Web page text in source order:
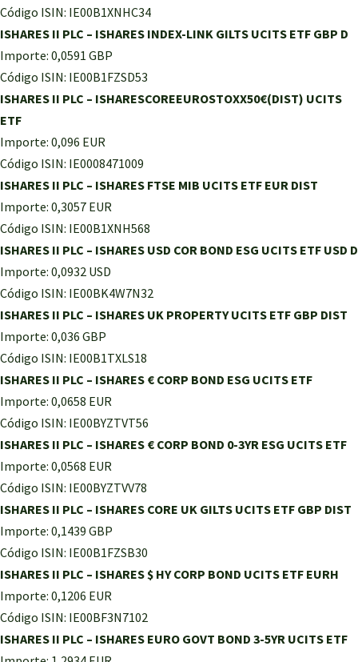
Código ISIN: IE00B1XNHC34
ISHARES II PLC – ISHARES INDEX-LINK GILTS UCITS ETF GBP D
Importe: 0,0591 GBP
Código ISIN: IE00B1FZSD53
ISHARES II PLC – ISHARESCOREEUROSTOXX50€(DIST) UCITS
ETF
Importe: 0,096 EUR
Código ISIN: IE0008471009
ISHARES II PLC – ISHARES FTSE MIB UCITS ETF EUR DIST
Importe: 0,3057 EUR
Código ISIN: IE00B1XNH568
ISHARES II PLC – ISHARES USD COR BOND ESG UCITS ETF USD D
Importe: 0,0932 USD
Código ISIN: IE00BK4W7N32
ISHARES II PLC – ISHARES UK PROPERTY UCITS ETF GBP DIST
Importe: 0,036 GBP
Código ISIN: IE00B1TXLS18
ISHARES II PLC – ISHARES € CORP BOND ESG UCITS ETF
Importe: 0,0658 EUR
Código ISIN: IE00BYZTVT56
ISHARES II PLC – ISHARES € CORP BOND 0-3YR ESG UCITS ETF
Importe: 0,0568 EUR
Código ISIN: IE00BYZTVV78
ISHARES II PLC – ISHARES CORE UK GILTS UCITS ETF GBP DIST
Importe: 0,1439 GBP
Código ISIN: IE00B1FZSB30
ISHARES II PLC – ISHARES $ HY CORP BOND UCITS ETF EURH
Importe: 0,1206 EUR
Código ISIN: IE00BF3N7102
ISHARES II PLC – ISHARES EURO GOVT BOND 3-5YR UCITS ETF